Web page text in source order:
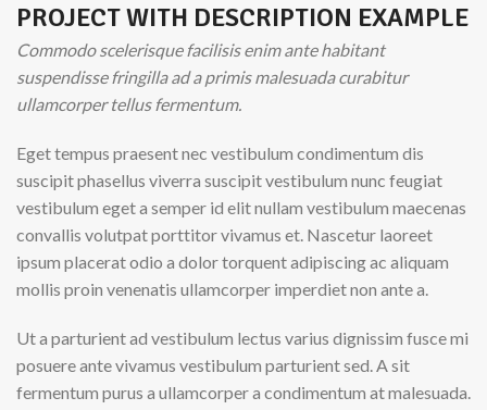
PROJECT WITH DESCRIPTION EXAMPLE
Commodo scelerisque facilisis enim ante habitant
suspendisse fringilla ad a primis malesuada curabitur
ullamcorper tellus fermentum.
Eget tempus praesent nec vestibulum condimentum dis
suscipit phasellus viverra suscipit vestibulum nunc feugiat
vestibulum eget a semper id elit nullam vestibulum maecenas
convallis volutpat porttitor vivamus et. Nascetur laoreet
ipsum placerat odio a dolor torquent adipiscing ac aliquam
mollis proin venenatis ullamcorper imperdiet non ante a.
Ut a parturient ad vestibulum lectus varius dignissim fusce mi
posuere ante vivamus vestibulum parturient sed. A sit
fermentum purus a ullamcorper a condimentum at malesuada.